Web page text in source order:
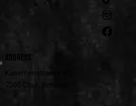
ADDRESS
Kasernenstrasse 83,
7000 Chur, Schweiz